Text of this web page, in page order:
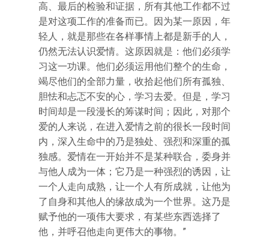
高、最后的检验和证据，所有其他工作都不过
是对这项工作的准备而已。因为某一原因，年
轻人，就是那些在各样事情上都是新手的人，
仍然无法认识爱情。这原因就是：他们必须学
习这一功课。他们必须运用他们整个的生命，
竭尽他们的全部力量，收拾起他们所有孤独、
胆怯和忐忑不安的心，学习去爱。但是，学习
时间却是一段漫长的筹谋时间；因此，对那个
爱的人来说，在进入爱情之前的很长一段时间
内，深入生命中的乃是独处、强烈和深重的孤
独感。爱情在一开始并不是某种联合，委身并
与他人成为一体；它乃是一种强烈的诱因，让
一个人走向成熟，让一个人有所成就，让他为
了自身和其他人的缘故成为一个世界。这乃是
赋予他的一项伟大要求，有某些东西选择了
他，并呼召他走向更伟大的事物。”